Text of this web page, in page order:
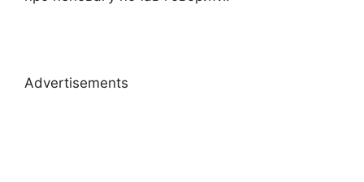
Advertisements